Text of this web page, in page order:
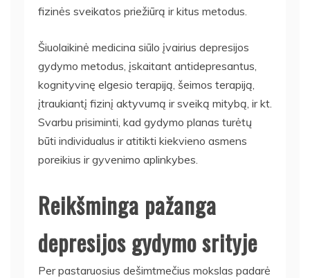
fizinės sveikatos priežiūrą ir kitus metodus.
Šiuolaikinė medicina siūlo įvairius depresijos
gydymo metodus, įskaitant antidepresantus,
kognityvinę elgesio terapiją, šeimos terapiją,
įtraukiantį fizinį aktyvumą ir sveiką mitybą, ir kt.
Svarbu prisiminti, kad gydymo planas turėtų
būti individualus ir atitikti kiekvieno asmens
poreikius ir gyvenimo aplinkybes.
Reikšminga pažanga
depresijos gydymo srityje
Per pastaruosius dešimtmečius mokslas padarė